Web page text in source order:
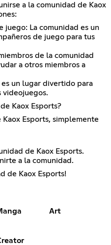
a la comunidad de Kaox
juego: La comunidad es un
de juego para tus
de la comunidad
a otros miembros a
es un lugar divertido para
videojuegos.
Kaox Esports?
Kaox Esports, simplemente
de Kaox Esports.
a la comunidad.
de Kaox Esports!
Art